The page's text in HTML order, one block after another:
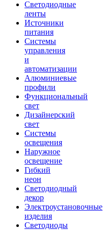
Светодиодные
ленты
Источники
питания
Системы
управления
и
автоматизации
Алюминиевые
профили
Функциональный
свет
Дизайнерский
свет
Системы
освещения
Наружное
освещение
Гибкий
неон
Светодиодный
декор
Электроустановочные
изделия
Светодиоды